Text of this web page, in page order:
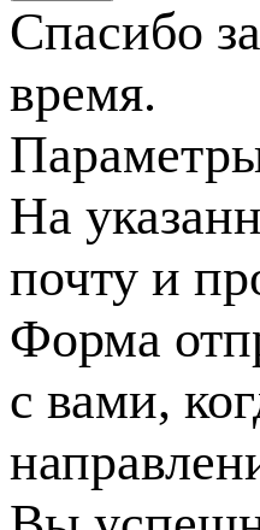
Спасибо
время.
На
почту и
Форма
с вами,